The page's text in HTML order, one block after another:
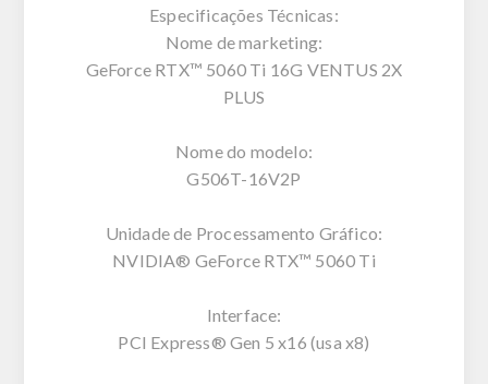
Especificações Técnicas:
Nome de marketing:
GeForce RTX™ 5060 Ti 16G VENTUS 2X
PLUS
Nome do modelo:
G506T-16V2P
Unidade de Processamento Gráfico:
NVIDIA® GeForce RTX™ 5060 Ti
Interface:
PCI Express® Gen 5 x16 (usa x8)